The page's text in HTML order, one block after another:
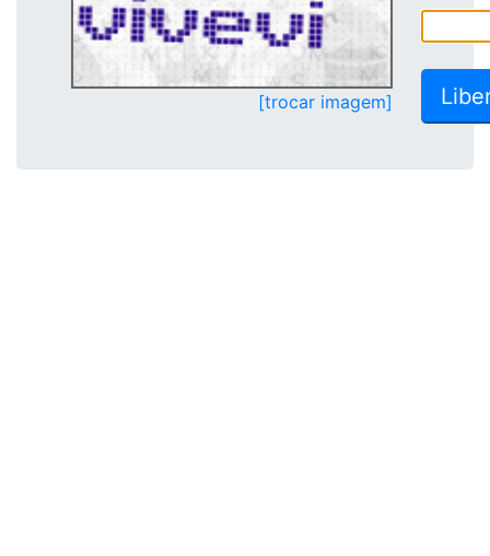
[trocar imagem]